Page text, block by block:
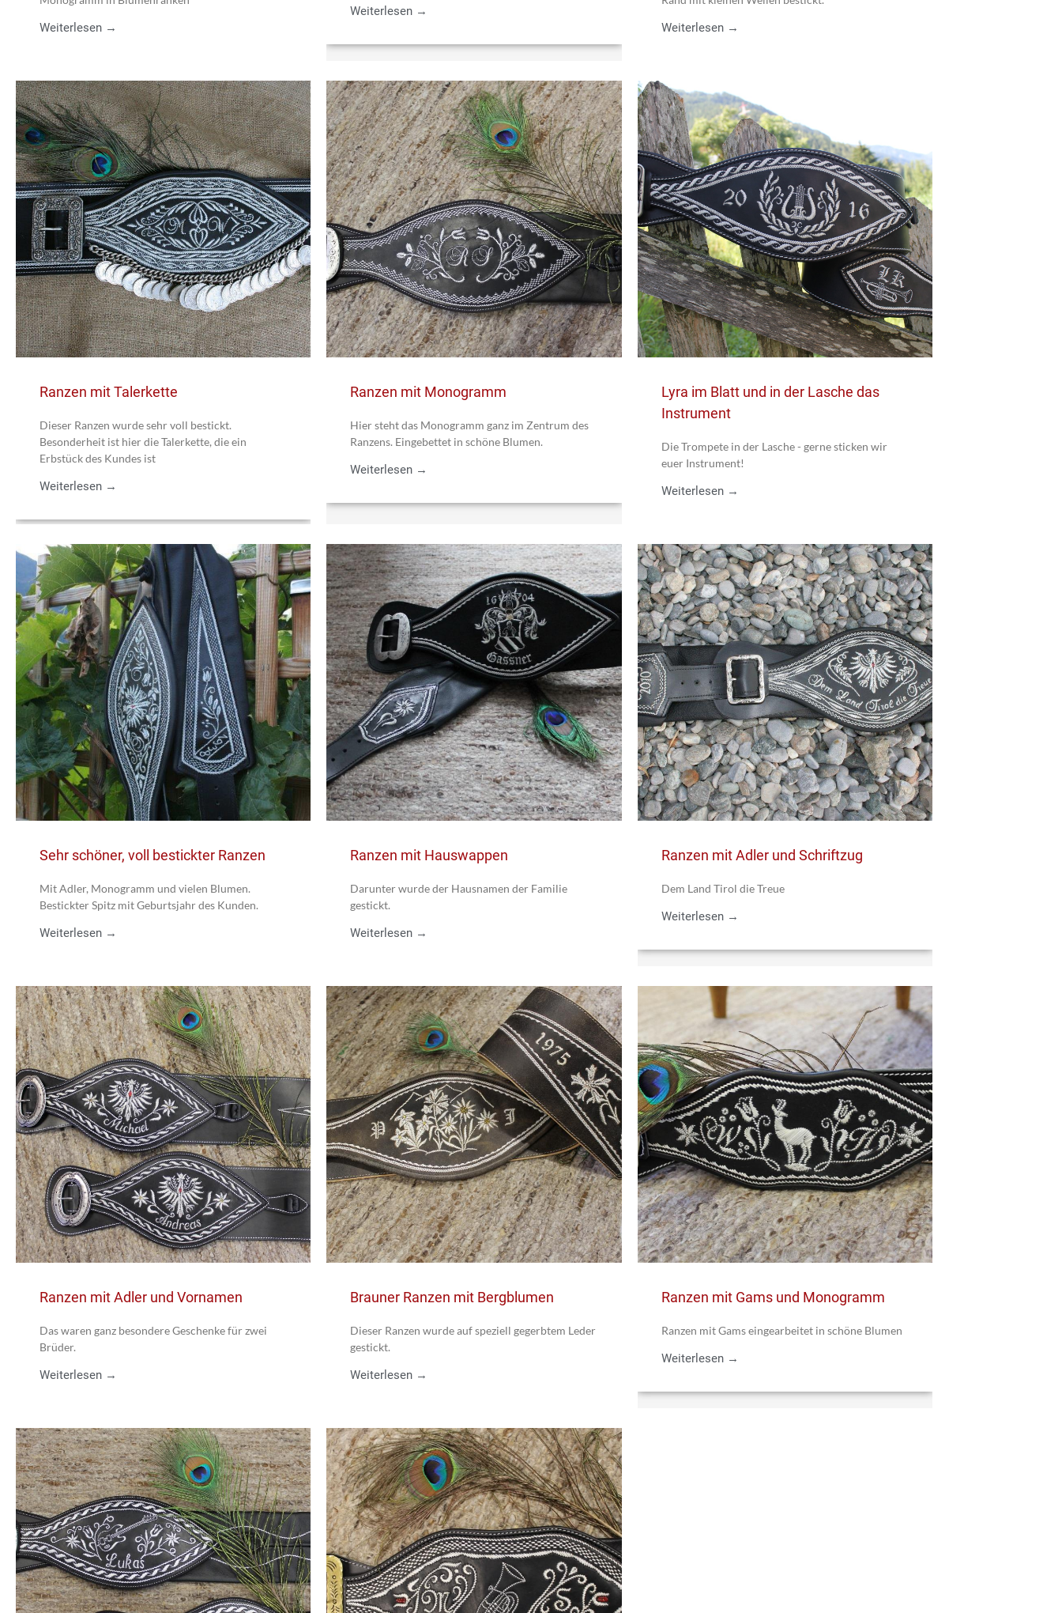
Weiterlesen →
Weiterlesen →
Weiterlesen →
Ranzen mit Talerkette
Dieser Ranzen wurde sehr voll bestickt.
Besonderheit ist hier die Talerkette, die ein
Erbstück des Kundes ist
Weiterlesen →
Ranzen mit Monogramm
Hier steht das Monogramm ganz im Zentrum des
Ranzens. Eingebettet in schöne Blumen.
Weiterlesen →
Lyra im Blatt und in der Lasche das
Instrument
Die Trompete in der Lasche - gerne sticken wir
euer Instrument!
Weiterlesen →
Sehr schöner, voll bestickter Ranzen
Mit Adler, Monogramm und vielen Blumen.
Bestickter Spitz mit Geburtsjahr des Kunden.
Weiterlesen →
Ranzen mit Hauswappen
Darunter wurde der Hausnamen der Familie
gestickt.
Weiterlesen →
Ranzen mit Adler und Schriftzug
Dem Land Tirol die Treue
Weiterlesen →
Ranzen mit Adler und Vornamen
Das waren ganz besondere Geschenke für zwei
Brüder.
Weiterlesen →
Brauner Ranzen mit Bergblumen
Dieser Ranzen wurde auf speziell gegerbtem Leder
gestickt.
Weiterlesen →
Ranzen mit Gams und Monogramm
Ranzen mit Gams eingearbeitet in schöne Blumen
Weiterlesen →